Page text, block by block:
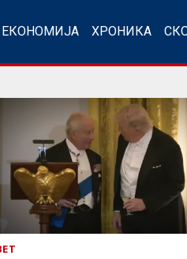
ЕКОНОМИЈА ХРОНИКА